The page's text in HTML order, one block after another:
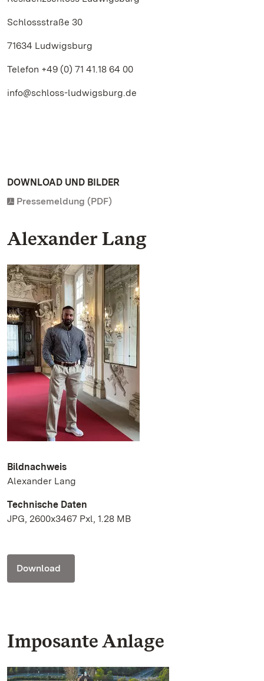
Schlossstraße 30
71634 Ludwigsburg
Telefon +49 (0) 71 41.18 64 00
info@schloss-ludwigsburg.de
DOWNLOAD UND BILDER
Pressemeldung (PDF)
Alexander Lang
Bildnachweis
Alexander Lang
Technische Daten
JPG, 2600x3467 Pxl, 1.28 MB
Download
Imposante Anlage